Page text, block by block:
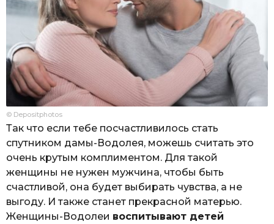
© Depositphotos
Так что если тебе посчастливилось стать
спутником дамы-Водолея, можешь считать это
очень крутым комплиментом. Для такой
женщины не нужен мужчина, чтобы быть
счастливой, она будет выбирать чувства, а не
выгоду. И также станет прекрасной матерью.
Женщины-Водолеи воспитывают детей